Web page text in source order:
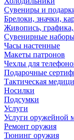
Сувениры и
Брелоки, значки,
Живопись,
Сувенирные
Часы настенные
Макеты патронов
Чехлы для
Подарочные
Тактическая
Носилки
Подсумки
Услуги
Услуги оружейной
Ремонт оружия
Тюнинг оружия